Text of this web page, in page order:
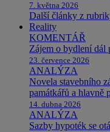
7. května 2026
Další články z
Reality
KOMENTÁŘ
Zájem o bydlení dál
23. července 2026
ANALÝZA
Novela stavebního
památkářů a hlavně
14. dubna 2026
ANALÝZA
Sazby hypoték se